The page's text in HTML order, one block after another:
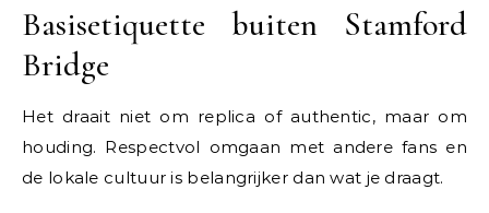
Basisetiquette buiten Stamford
Bridge
Het draait niet om replica of authentic, maar om
houding. Respectvol omgaan met andere fans en
de lokale cultuur is belangrijker dan wat je draagt.